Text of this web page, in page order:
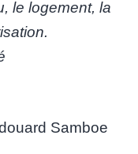
le logement, la
Samboe